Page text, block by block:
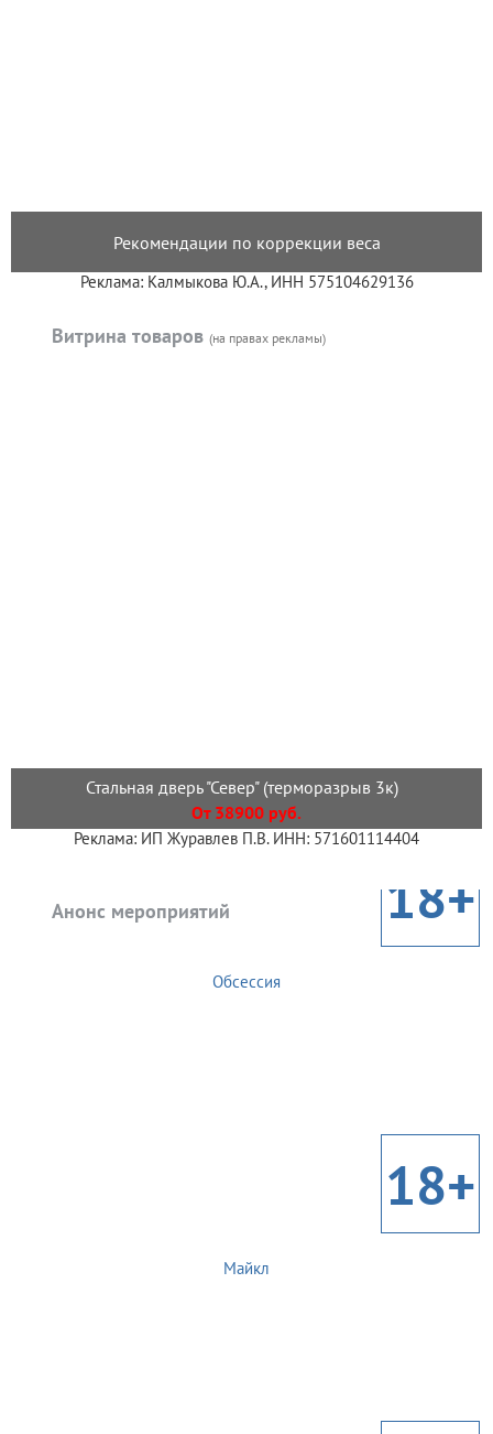
Рекомендации по коррекции веса
Реклама: Калмыкова Ю.А., ИНН 575104629136
Витрина товаров (на правах рекламы)
Стальная дверь "Север" (терморазрыв 3к)
От 38900 руб.
Реклама: ИП Журавлев П.В. ИНН: 571601114404
Анонс мероприятий 18+
Обсессия
18+
Майкл